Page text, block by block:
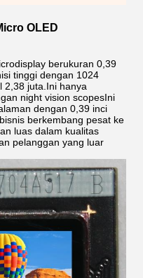
OLED
berukuran 0,39
tinggi dengan 1024
2,38 juta.Ini hanya
night vision scopesIni
dengan 0,39 inci
berkembang pesat ke
luas dalam kualitas
pelanggan yang luar